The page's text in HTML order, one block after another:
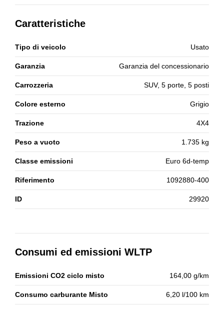
Caratteristiche
Tipo di veicolo Usato
Garanzia Garanzia del concessionario
Carrozzeria SUV, 5 porte, 5 posti
Colore esterno Grigio
Trazione 4X4
Peso a vuoto 1.735 kg
Classe emissioni Euro 6d-temp
Riferimento 1092880-400
ID 29920
Consumi ed emissioni WLTP
Emissioni CO2 ciclo misto 164,00 g/km
Consumo carburante Misto 6,20 l/100 km